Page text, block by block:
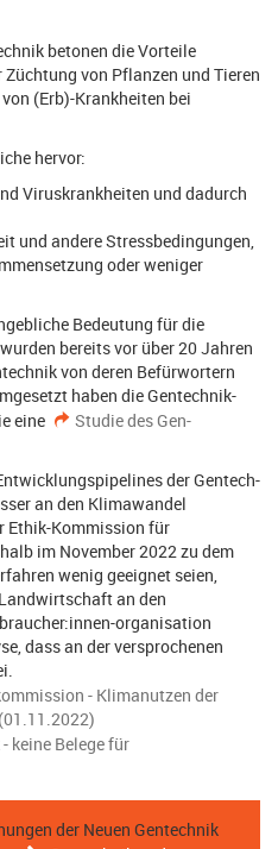
betonen die Vorteile
von Pflanzen und Tieren
(Erb)-Krankheiten bei
hervor:
Viruskrankheiten und dadurch
und andere Stressbedingungen,
oder weniger
Bedeutung für die
bereits vor über 20 Jahren
von deren Befürwortern
haben die Gentechnik-
eine
Studie des Gen-
der Gentech-
an den Klimawandel
Ethik-Kommission für
im November 2022 zu dem
wenig geeignet seien,
an den
organisation
dass an der versprochenen
- Klimanutzen der
keine Belege für
der Neuen Gentechnik